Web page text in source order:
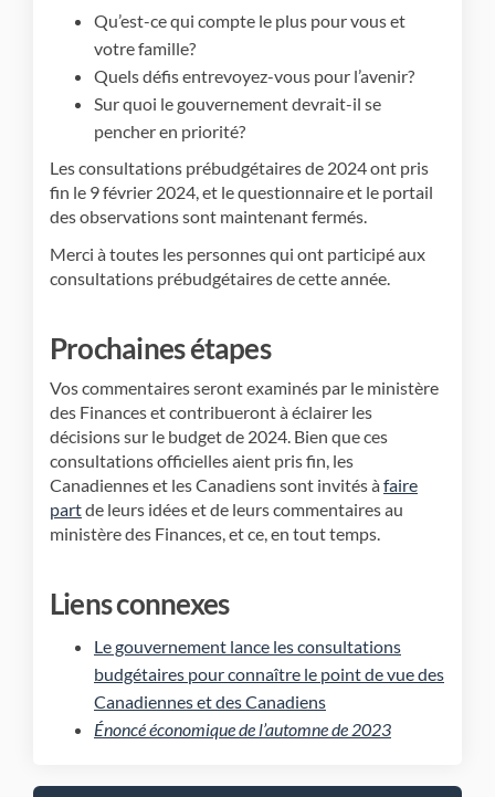
Qu’est-ce qui compte le plus pour vous et
votre famille?
Quels défis entrevoyez-vous pour l’avenir?
Sur quoi le gouvernement devrait-il se
pencher en priorité?
Les consultations prébudgétaires de 2024 ont pris
fin le 9 février 2024, et le questionnaire et le portail
des observations sont maintenant fermés.
Merci à toutes les personnes qui ont participé aux
consultations prébudgétaires de cette année.
Prochaines étapes
Vos commentaires seront examinés par le ministère
des Finances et contribueront à éclairer les
décisions sur le budget de 2024. Bien que ces
consultations officielles aient pris fin, les
Canadiennes et les Canadiens sont invités àfaire
part(Liens externes)
de leurs idées et de leurs commentaires au
ministère des Finances, et ce, en tout temps.
Liens connexes
Le gouvernement lance les consultations
budgétaires pour connaître le point de vue des
Canadiennes et des Canadiens
Énoncé économique de l’automne de 2023(Liens